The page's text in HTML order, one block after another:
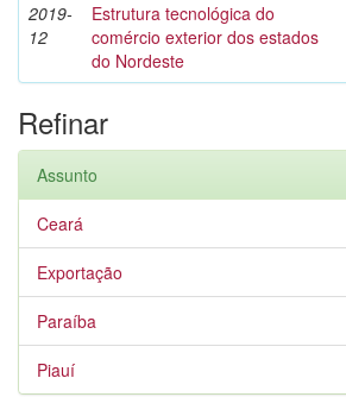
2019-
12
Estrutura tecnológica do
comércio exterior dos estados
do Nordeste
Refinar
Assunto
Ceará
Exportação
Paraíba
Piauí